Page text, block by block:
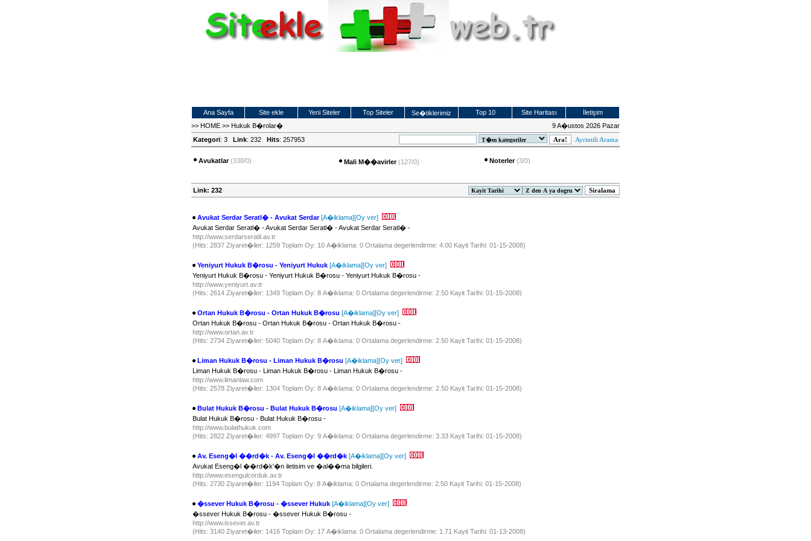
Ana Sayfa Site ekle Yeni Siteler Top Siteler Se�tiklerimiz Top 10 Site Haritası
İletişim
>> HOME >> Hukuk B�rolar�
9 A�ustos 2026 Pazar
Kategori: 3 Link: 232 Hits: 257953 Ayrintili Arama
Avukatlar (338/0) Mali M��avirler (127/0) Noterler (3/0)
Link: 232
Avukat Serdar Seratl� - Avukat Serdar[A�iklama][Oy ver]
Avukat Serdar Seratl� - Avukat Serdar Seratl� - Avukat Serdar Seratl� -
http://www.serdarseratli.av.tr
(Hits: 2837 Ziyaret�iler: 1259 Toplam Oy: 10 A�iklama: 0 Ortalama degerlendirme: 4.00 Kayit Tarihi: 01-15-2008)
Yeniyurt Hukuk B�rosu - Yeniyurt Hukuk [A�iklama][Oy ver]
Yeniyurt Hukuk B�rosu - Yeniyurt Hukuk B�rosu - Yeniyurt Hukuk B�rosu -
http://www.yeniyurt.av.tr
(Hits: 2614 Ziyaret�iler: 1349 Toplam Oy: 8 A�iklama: 0 Ortalama degerlendirme: 2.50 Kayit Tarihi: 01-15-2008)
Ortan Hukuk B�rosu - Ortan Hukuk B�rosu [A�iklama][Oy ver]
Ortan Hukuk B�rosu - Ortan Hukuk B�rosu - Ortan Hukuk B�rosu -
http://www.ortan.av.tr
(Hits: 2734 Ziyaret�iler: 5040 Toplam Oy: 8 A�iklama: 0 Ortalama degerlendirme: 2.50 Kayit Tarihi: 01-15-2008)
Liman Hukuk B�rosu - Liman Hukuk B�rosu [A�iklama][Oy ver]
Liman Hukuk B�rosu - Liman Hukuk B�rosu - Liman Hukuk B�rosu -
http://www.limanlaw.com
(Hits: 2578 Ziyaret�iler: 1304 Toplam Oy: 8 A�iklama: 0 Ortalama degerlendirme: 2.50 Kayit Tarihi: 01-15-2008)
Bulat Hukuk B�rosu - Bulat Hukuk B�rosu [A�iklama][Oy ver]
Bulat Hukuk B�rosu - Bulat Hukuk B�rosu -
http://www.bulathukuk.com
(Hits: 2822 Ziyaret�iler: 4997 Toplam Oy: 9 A�iklama: 0 Ortalama degerlendirme: 3.33 Kayit Tarihi: 01-15-2008)
Av. Eseng�l ��rd�k - Av. Eseng�l ��rd�k [A�iklama][Oy ver]
Avukat Eseng�l ��rd�k'�n iletisim ve �al��ma bilgileri.
http://www.esengulcorduk.av.tr
(Hits: 2730 Ziyaret�iler: 1194 Toplam Oy: 8 A�iklama: 0 Ortalama degerlendirme: 2.50 Kayit Tarihi: 01-15-2008)
�ssever Hukuk B�rosu - �ssever Hukuk [A�iklama][Oy ver]
�ssever Hukuk B�rosu - �ssever Hukuk B�rosu -
http://www.issever.av.tr
(Hits: 3140 Ziyaret�iler: 1416 Toplam Oy: 17 A�iklama: 0 Ortalama degerlendirme: 1.71 Kayit Tarihi: 01-13-2008)